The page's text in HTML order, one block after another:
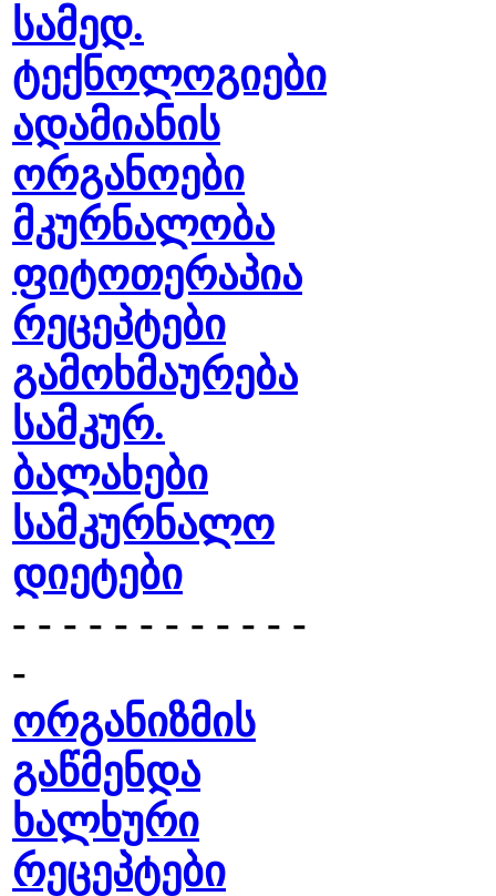
სამედ.
ტექნოლოგიები
ადამიანის
ორგანოები
მკურნალობა
ფიტოთერაპია
რეცეპტები
გამოხმაურება
სამკურ.
ბალახები
სამკურნალო
დიეტები
- - - - - - - - - - - -
-
ორგანიზმის
გაწმენდა
ხალხური
რეცეპტები